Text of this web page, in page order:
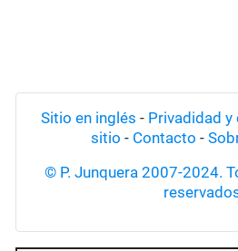
Sitio en inglés - Privadidad y
sitio - Contacto -
© P. Junquera 2007-2024.